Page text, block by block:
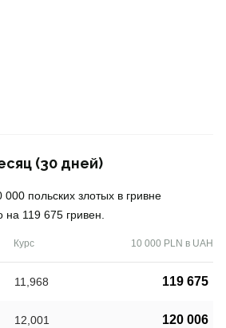
(30 дней)
польских злотых в гривне
119 675 гривен.
Курс 10 000 PLN в UAH
11,968 119 675
12,001 120 006